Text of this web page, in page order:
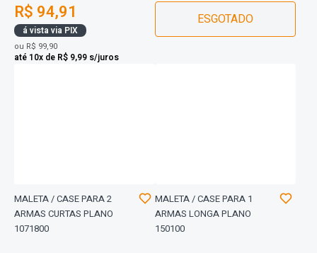
R$ 94,91
á vista via PIX
ou R$ 99,90
até 10x de R$ 9,99 s/juros
ESGOTADO
MALETA / CASE PARA 2
ARMAS CURTAS PLANO
1071800
MALETA / CASE PARA 1
ARMAS LONGA PLANO
150100